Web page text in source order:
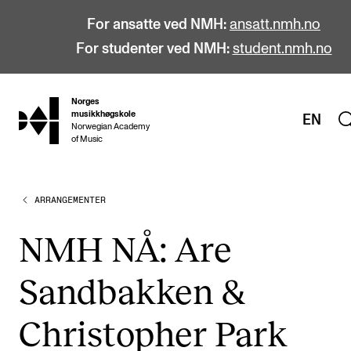
For ansatte ved NMH: ansatt.nmh.no
For studenter ved NMH: student.nmh.no
hjem
Norges
musikkhøgskole
Norwegian Academy
of Music
EN
STUDIER
Bachelor
Master
Årsstudium og videreutdanning
ARRANGEMENTER
NMH NÅ: Are
Sandbakken &
Christopher Park